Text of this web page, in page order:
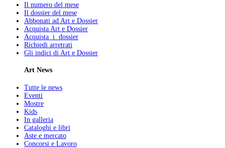
Il numero del mese
Il dossier del mese
Abbonati ad Art e Dossier
Acquista Art e Dossier
Acquista i dossier
Richiedi arretrati
Gli indici di Art e Dossier
Art News
Tutte le news
Eventi
Mostre
Kids
In galleria
Cataloghi e libri
Aste e mercato
Concorsi e Lavoro